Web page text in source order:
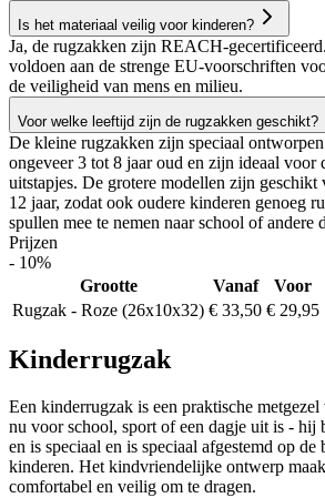
Is het materiaal veilig voor kinderen?
Ja, de rugzakken zijn REACH-
voldoen aan de strenge EU-voorschriften
de veiligheid van mens en milieu.
Voor welke leeftijd zijn de rugzakken geschikt?
De kleine rugzakken zijn speciaal
ongeveer 3 tot 8 jaar oud en zijn ideaal voor
uitstapjes. De grotere modellen zijn
12 jaar, zodat ook oudere kinderen genoeg
spullen mee te nemen naar school of andere
Prijzen
- 10%
Grootte
Vanaf
Voor
Rugzak - Roze (26x10x32) € 33,50 € 29,95
Kinderrugzak
Een kinderrugzak is een praktische
nu voor school, sport of een dagje uit is - hij
en is speciaal en is speciaal afgestemd op de
kinderen. Het kindvriendelijke ontwerp
comfortabel en veilig om te dragen.